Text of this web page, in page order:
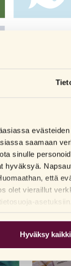
saamaan
sinulle
hyväksyä.
että
olet vieraillut
asetuksiin.
Hyväksy